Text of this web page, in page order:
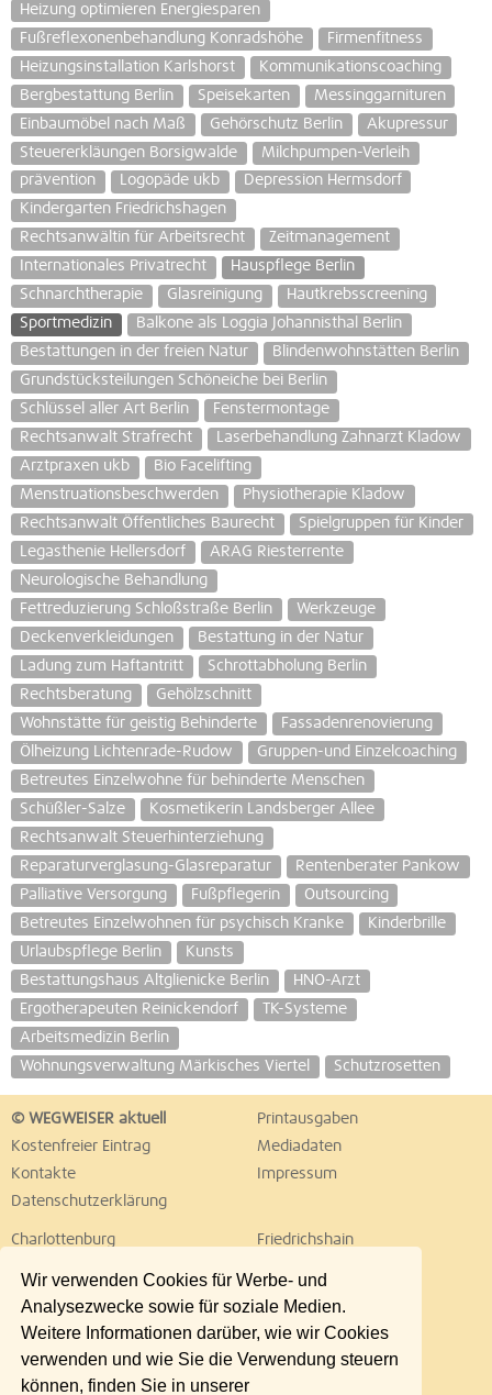
Wir verwenden Cookies für Werbe- und
Analysezwecke sowie für soziale Medien.
Weitere Informationen darüber, wie wir Cookies
verwenden und wie Sie die Verwendung steuern
können, finden Sie in unserer
Heizung optimieren Energiesparen
Fußreflexonenbehandlung Konradshöhe
Firmenfitness
Heizungsinstallation Karlshorst
Kommunikationscoaching
Bergbestattung Berlin
Speisekarten
Messinggarnituren
Einbaumöbel nach Maß
Gehörschutz Berlin
Akupressur
Steuererkläungen Borsigwalde
Milchpumpen-Verleih
prävention
Logopäde ukb
Depression Hermsdorf
Kindergarten Friedrichshagen
Rechtsanwältin für Arbeitsrecht
Zeitmanagement
Internationales Privatrecht
Hauspflege Berlin
Schnarchtherapie
Glasreinigung
Hautkrebsscreening
Sportmedizin
Balkone als Loggia Johannisthal Berlin
Bestattungen in der freien Natur
Blindenwohnstätten Berlin
Grundstücksteilungen Schöneiche bei Berlin
Schlüssel aller Art Berlin
Fenstermontage
Rechtsanwalt Strafrecht
Laserbehandlung Zahnarzt Kladow
Arztpraxen ukb
Bio Facelifting
Menstruationsbeschwerden
Physiotherapie Kladow
Rechtsanwalt Öffentliches Baurecht
Spielgruppen für Kinder
Legasthenie Hellersdorf
ARAG Riesterrente
Neurologische Behandlung
Fettreduzierung Schloßstraße Berlin
Werkzeuge
Deckenverkleidungen
Bestattung in der Natur
Ladung zum Haftantritt
Schrottabholung Berlin
Rechtsberatung
Gehölzschnitt
Wohnstätte für geistig Behinderte
Fassadenrenovierung
Ölheizung Lichtenrade-Rudow
Gruppen-und Einzelcoaching
Betreutes Einzelwohne für behinderte Menschen
Schüßler-Salze
Kosmetikerin Landsberger Allee
Rechtsanwalt Steuerhinterziehung
Reparaturverglasung-Glasreparatur
Rentenberater Pankow
Palliative Versorgung
Fußpflegerin
Outsourcing
Betreutes Einzelwohnen für psychisch Kranke
Kinderbrille
Urlaubspflege Berlin
Kunsts
Bestattungshaus Altglienicke Berlin
HNO-Arzt
Ergotherapeuten Reinickendorf
TK-Systeme
Arbeitsmedizin Berlin
Wohnungsverwaltung Märkisches Viertel
Schutzrosetten
© WEGWEISER aktuell
Printausgaben
Kostenfreier Eintrag
Mediadaten
Kontakte
Impressum
Datenschutzerklärung
Charlottenburg
Friedrichshain
Lichtenberg
Marzahn
Neukölln
Pankow